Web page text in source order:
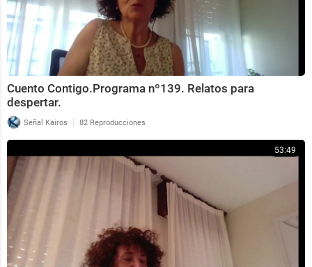
Cuento Contigo.Programa nº139. Relatos para
despertar.
Señal Kairos | 82 Reproducciones
53:49